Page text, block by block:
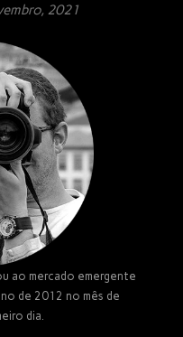
2021
ao mercado emergente
de 2012 no mês de
dia.